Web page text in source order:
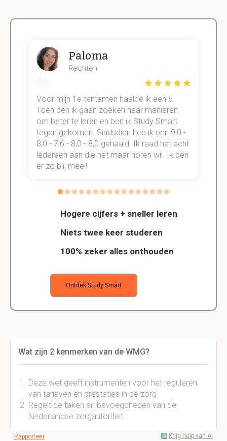
Hogere cijfers + sneller leren
Niets twee keer studeren
100% zeker alles onthouden
Ontdek Study Smart
Paloma
Rechten
Voor mijn 1e tentamen haalde ik een 6.
Toen ben ik gaan zoeken naar manieren
om beter te leren en ben ik Study Smart
tegen gekomen. Sindsdien heb ik een 9,0 -
8,0 - 7,6 - 8,0 - 8,0 gehaald. Ik raad het echt
íédereen aan die het maar horen wil. Ik ben
er zo blij mee!!
Wat zijn 2 kenmerken van de WMG?
Deze wet geeft instrumenten voor het reguleren
van tarieven en prestaties in de zorg
Regelt de taken en bevoegdheden van de
Nederlandse zorgautoriteit
Rapporteer Krijg hulp van AI